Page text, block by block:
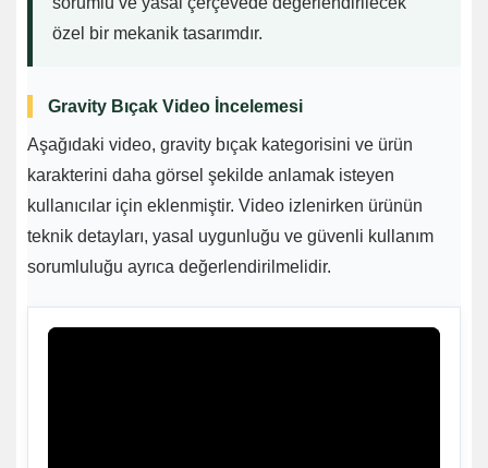
özel bir mekanik tasarımdır.
Gravity Bıçak Video İncelemesi
Aşağıdaki video, gravity bıçak kategorisini ve ürün
karakterini daha görsel şekilde anlamak isteyen
kullanıcılar için eklenmiştir. Video izlenirken ürünün
teknik detayları, yasal uygunluğu ve güvenli kullanım
sorumluluğu ayrıca değerlendirilmelidir.